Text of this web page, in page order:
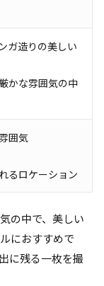
ガ造りの美しい
かな雰囲気の中
囲気
るロケーション
の中で、美しい
におすすめで
に残る一枚を撮